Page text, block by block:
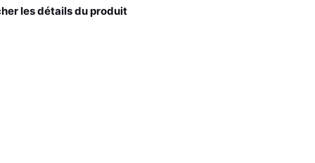
les détails du produit